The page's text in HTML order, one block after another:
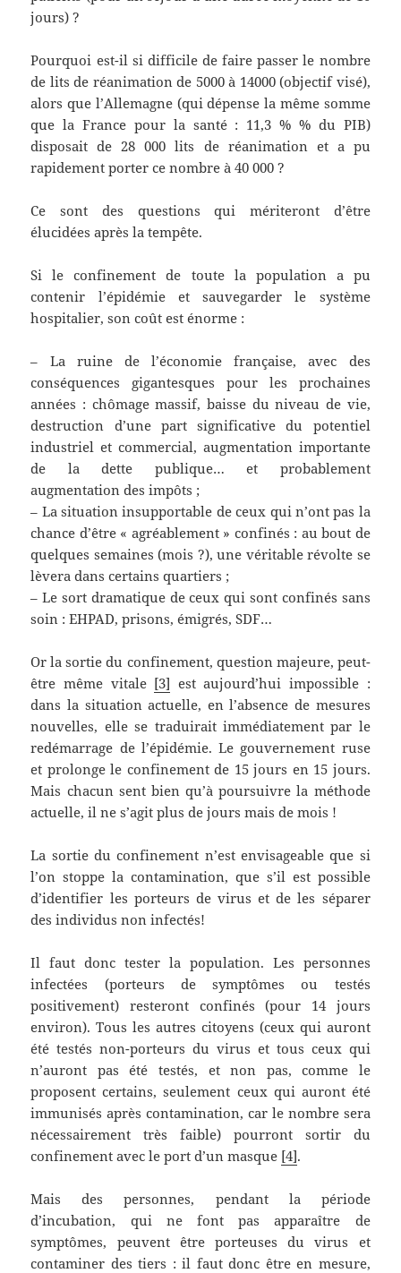
jours) ?
Pourquoi est-il si difficile de faire passer le nombre
de lits de réanimation de 5000 à 14000 (objectif visé),
alors que l’Allemagne (qui dépense la même somme
que la France pour la santé : 11,3 % % du PIB)
disposait de 28 000 lits de réanimation et a pu
rapidement porter ce nombre à 40 000 ?
Ce sont des questions qui mériteront d’être
élucidées après la tempête.
Si le confinement de toute la population a pu
contenir l’épidémie et sauvegarder le système
hospitalier, son coût est énorme :
– La ruine de l’économie française, avec des
conséquences gigantesques pour les prochaines
années : chômage massif, baisse du niveau de vie,
destruction d’une part significative du potentiel
industriel et commercial, augmentation importante
de la dette publique… et probablement
augmentation des impôts ;
– La situation insupportable de ceux qui n’ont pas la
chance d’être « agréablement » confinés : au bout de
quelques semaines (mois ?), une véritable révolte se
lèvera dans certains quartiers ;
– Le sort dramatique de ceux qui sont confinés sans
soin : EHPAD, prisons, émigrés, SDF…
Or la sortie du confinement, question majeure, peut-
être même vitale [3] est aujourd’hui impossible :
dans la situation actuelle, en l’absence de mesures
nouvelles, elle se traduirait immédiatement par le
redémarrage de l’épidémie. Le gouvernement ruse
et prolonge le confinement de 15 jours en 15 jours.
Mais chacun sent bien qu’à poursuivre la méthode
actuelle, il ne s’agit plus de jours mais de mois !
La sortie du confinement n’est envisageable que si
l’on stoppe la contamination, que s’il est possible
d’identifier les porteurs de virus et de les séparer
des individus non infectés!
Il faut donc tester la population. Les personnes
infectées (porteurs de symptômes ou testés
positivement) resteront confinés (pour 14 jours
environ). Tous les autres citoyens (ceux qui auront
été testés non-porteurs du virus et tous ceux qui
n’auront pas été testés, et non pas, comme le
proposent certains, seulement ceux qui auront été
immunisés après contamination, car le nombre sera
nécessairement très faible) pourront sortir du
confinement avec le port d’un masque [4].
Mais des personnes, pendant la période
d’incubation, qui ne font pas apparaître de
symptômes, peuvent être porteuses du virus et
contaminer des tiers : il faut donc être en mesure,